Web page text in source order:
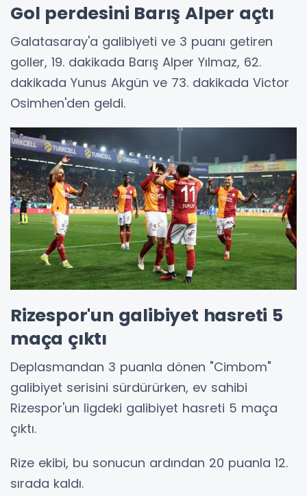
Gol perdesini Barış Alper açtı
Galatasaray'a galibiyeti ve 3 puanı getiren
goller, 19. dakikada Barış Alper Yılmaz, 62.
dakikada Yunus Akgün ve 73. dakikada Victor
Osimhen'den geldi.
Rizespor'un galibiyet hasreti 5
maça çıktı
Deplasmandan 3 puanla dönen "Cimbom"
galibiyet serisini sürdürürken, ev sahibi
Rizespor'un ligdeki galibiyet hasreti 5 maça
çıktı.
Rize ekibi, bu sonucun ardından 20 puanla 12.
sırada kaldı.